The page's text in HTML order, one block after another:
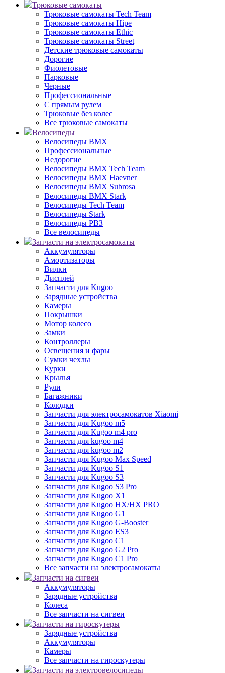
Трюковые самокаты
Трюковые самокаты Tech Team
Трюковые самокаты Hipe
Трюковые самокаты Ethic
Трюковые самокаты Street
Детские трюковые самокаты
Дорогие
Фиолетовые
Парковые
Черные
Профессиональные
С прямым рулем
Трюковые без колес
Все трюковые самокаты
Велосипеды
Велосипеды BMX
Профессиональные
Недорогие
Велосипеды BMX Tech Team
Велосипеды BMX Haevner
Велосипеды BMX Subrosa
Велосипеды BMX Stark
Велосипеды Tech Team
Велосипеды Stark
Велосипеды РВЗ
Все велосипеды
Запчасти на электросамокаты
Аккумуляторы
Амортизаторы
Вилки
Дисплей
Запчасти для Kugoo
Зарядные устройства
Камеры
Покрышки
Мотор колесо
Замки
Контроллеры
Освещения и фары
Сумки чехлы
Курки
Крылья
Рули
Багажники
Колодки
Запчасти для электросамокатов Xiaomi
Запчасти для Kugoo m5
Запчасти для Кugoo m4 pro
Запчасти для kugoo m4
Запчасти для kugoo m2
Запчасти для Kugoo Max Speed
Запчасти для Kugoo S1
Запчасти для Kugoo S3
Запчасти для Kugoo S3 Pro
Запчасти для Kugoo X1
Запчасти для Kugoo HX/HX PRO
Запчасти для Kugoo G1
Запчасти для Kugoo G-Booster
Запчасти для Kugoo ES3
Запчасти для Kugoo C1
Запчасти для Kugoo G2 Pro
Запчасти для Kugoo C1 Pro
Все запчасти на электросамокаты
Запчасти на сигвеи
Аккумуляторы
Зарядные устройства
Колеса
Все запчасти на сигвеи
Запчасти на гироскутеры
Зарядные устройства
Аккумуляторы
Камеры
Все запчасти на гироскутеры
Запчасти на электровелосипеды